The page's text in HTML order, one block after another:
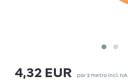
4,32 EUR por3 metro incl. IVA